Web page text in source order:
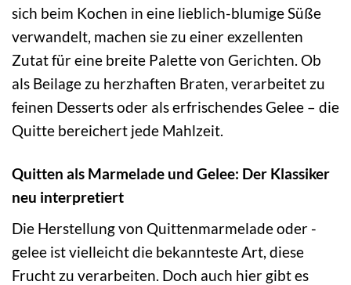
sich beim Kochen in eine lieblich-blumige Süße
verwandelt, machen sie zu einer exzellenten
Zutat für eine breite Palette von Gerichten. Ob
als Beilage zu herzhaften Braten, verarbeitet zu
feinen Desserts oder als erfrischendes Gelee – die
Quitte bereichert jede Mahlzeit.
Quitten als Marmelade und Gelee: Der Klassiker
neu interpretiert
Die Herstellung von Quittenmarmelade oder -
gelee ist vielleicht die bekannteste Art, diese
Frucht zu verarbeiten. Doch auch hier gibt es